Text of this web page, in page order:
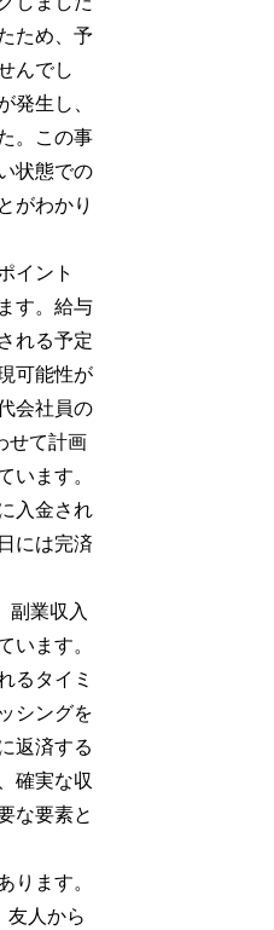
ため、予
んでし
発生し、
。この事
状態での
がわかり
イント
す。給与
れる予定
可能性が
会社員の
せて計画
います。
入金され
には完済
副業収入
います。
るタイミ
シングを
返済する
確実な収
な要素と
ります。
友人から